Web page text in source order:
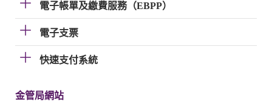
電子帳單及繳費服務（EBPP）
電子支票
快速支付系統
金管局網站